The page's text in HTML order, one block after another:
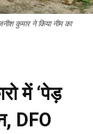
कुमार ने किया नीम का
में ‘पेड़
DFO